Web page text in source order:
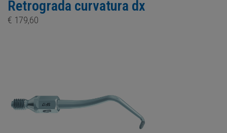
Retrograda curvatura dx
€ 179,60